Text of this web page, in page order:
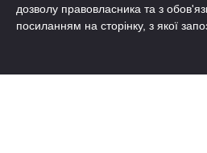
дозволу правовласника та з
посиланням на сторінку, з якої